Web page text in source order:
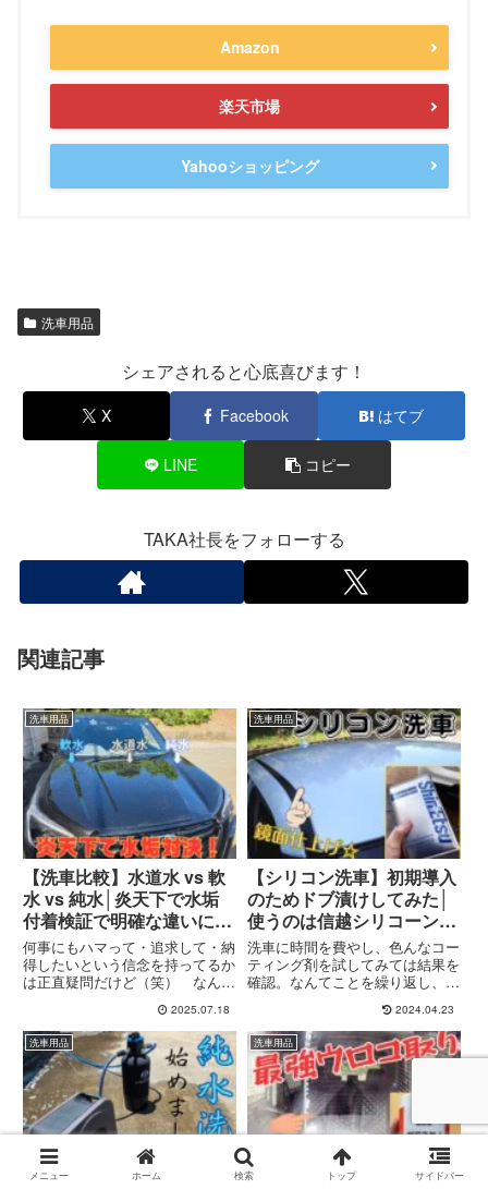
Amazon
楽天市場
Yahooショッピング
洗車用品
シェアされると心底喜びます！
X Facebook はてブ
LINE コピー
TAKA社長をフォローする
関連記事
洗車用品
【洗車比較】水道水 vs 軟
水 vs 純水│炎天下で水垢
付着検証で明確な違いに感
動！
何事にもハマって・追求して・納
得したいという信念を持ってるか
は正直疑問だけど（笑） なんか
出てくるとの「めり込む」っては
のはよく分かる。うん。で、この
ブログの中の人は、洗車好き上級
者が常識のように扱う「水」に
つ...
2025.07.18
洗車用品
【シリコン洗車】初期導入
のためドブ漬けしてみた│
使うのは信越シリコーンと
水だけでピカピカに？
洗車に時間を費やし、色んなコー
ティング剤を試してみては結果を
確認。なんてことを繰り返し、試
模索している週末を送っているの
ですが、調べているうちに何やら
面白そうな洗車方法を発見したの
で色々な方面から検証などをし
て...
2024.04.23
洗車用品 洗車用品
メニュー ホーム 検索 トップ サイドバー